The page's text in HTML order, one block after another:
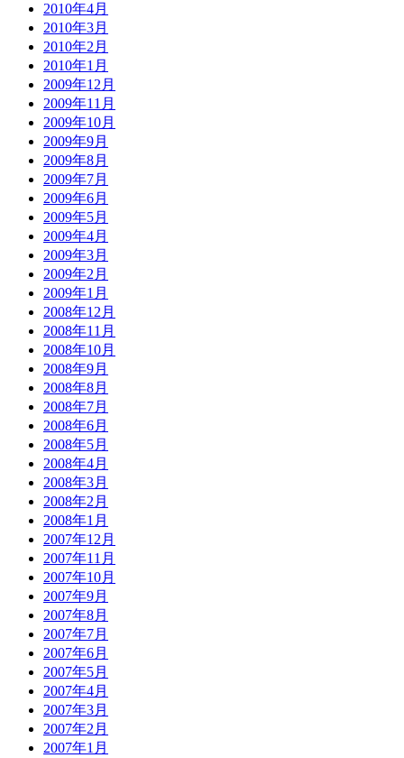
2010年4月
2010年3月
2010年2月
2010年1月
2009年12月
2009年11月
2009年10月
2009年9月
2009年8月
2009年7月
2009年6月
2009年5月
2009年4月
2009年3月
2009年2月
2009年1月
2008年12月
2008年11月
2008年10月
2008年9月
2008年8月
2008年7月
2008年6月
2008年5月
2008年4月
2008年3月
2008年2月
2008年1月
2007年12月
2007年11月
2007年10月
2007年9月
2007年8月
2007年7月
2007年6月
2007年5月
2007年4月
2007年3月
2007年2月
2007年1月